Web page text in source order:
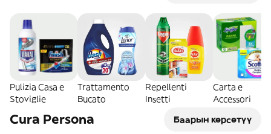
Pulizia Casa e
Stoviglie
Trattamento
Bucato
Repellenti
Insetti
Carta e
Accessori
Cura Persona Баарын көрсөтүү